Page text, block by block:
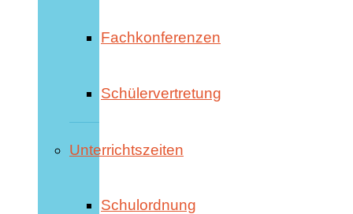
Fachkonferenzen
Schülervertretung
Unterrichtszeiten
Schulordnung